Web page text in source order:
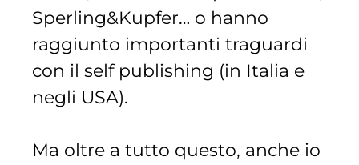
Sperling&Kupfer… o hanno
raggiunto importanti traguardi
con il self publishing (in Italia e
negli USA).
Ma oltre a tutto questo, anche io